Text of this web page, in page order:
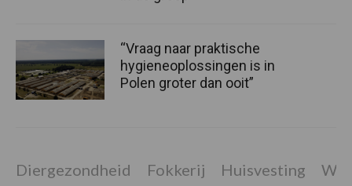
“Vraag naar praktische
hygieneoplossingen is in
Polen groter dan ooit”
Diergezondheid Fokkerij Huisvesting